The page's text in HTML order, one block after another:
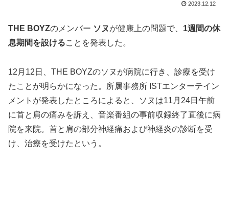
2023.12.12
THE BOYZのメンバー ソヌが健康上の問題で、 1週間の休
息期間を設けることを発表した。
12月12日、THE BOYZのソヌが病院に行き、診療を受け
たことが明らかになった。所属事務所 ISTエンターテイン
メントが発表したところによると、ソヌは11月24日午前
に首と肩の痛みを訴え、音楽番組の事前収録終了直後に病
院を来院。首と肩の部分神経痛および神経炎の診断を受
け、治療を受けたという。